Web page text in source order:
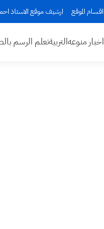
اقسام الموقع ارشيف موقع الاستاذ
اخبار منوعهالتربيةتعلم الرسم